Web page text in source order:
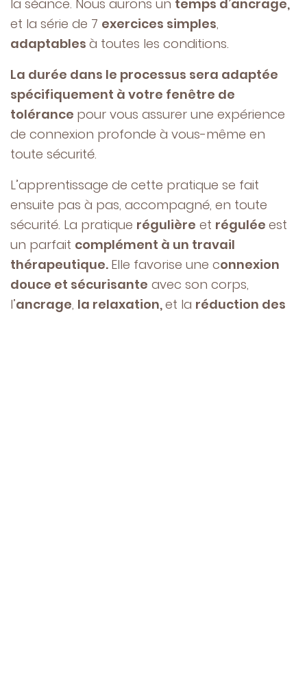
la séance. Nous aurons un temps d’ancrage,
et la série de 7 exercices simples,
adaptables à toutes les conditions.
La durée dans le processus sera adaptée
spécifiquement à votre fenêtre de
tolérance pour vous assurer une expérience
de connexion profonde à vous-même en
toute sécurité.
L’apprentissage de cette pratique se fait
ensuite pas à pas, accompagné, en toute
sécurité. La pratique régulière et régulée est
un parfait complément à un travail
thérapeutique. Elle favorise une connexion
douce et sécurisante avec son corps,
l’ancrage, la relaxation,et la réduction des